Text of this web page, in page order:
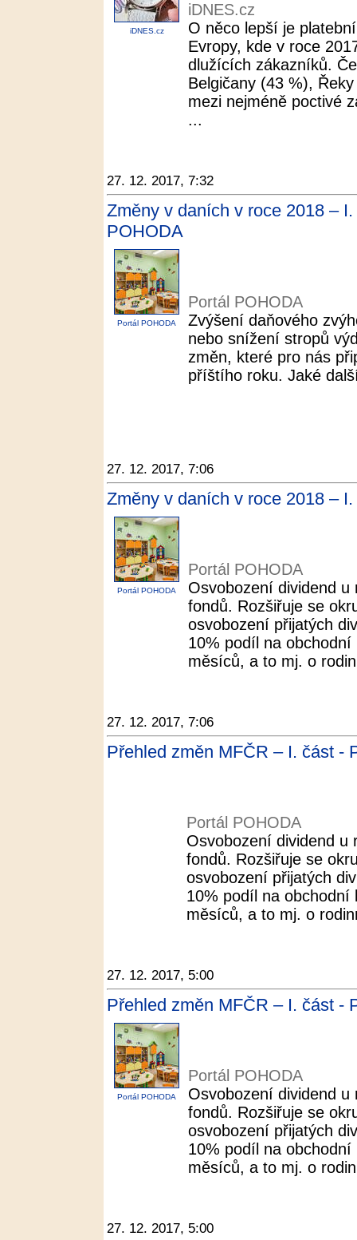
iDNES.cz
iDNES.cz
O něco lepší je
Evropy, kde v roce
dlužících zákazníků.
Belgičany (43 %),
mezi nejméně poctivé
...
27. 12. 2017, 7:32
Změny v daních v roce 2018 –
POHODA
Portál POHODA
Portál POHODA
Zvýšení daňového
nebo snížení stropů
změn, které pro nás
příštího roku. Jaké
27. 12. 2017, 7:06
Změny v daních v roce 2018 –
Portál POHODA
Portál POHODA
Osvobození dividend
fondů. Rozšiřuje se
osvobození přijatých
10% podíl na
měsíců, a to mj. o
27. 12. 2017, 7:06
Přehled změn MFČR – I. část -
Portál POHODA
Osvobození dividend u
fondů. Rozšiřuje se
osvobození přijatých
10% podíl na obchodní
měsíců, a to mj. o
27. 12. 2017, 5:00
Přehled změn MFČR – I. část -
Portál POHODA
Portál POHODA
Osvobození dividend
fondů. Rozšiřuje se
osvobození přijatých
10% podíl na
měsíců, a to mj. o
27. 12. 2017, 5:00